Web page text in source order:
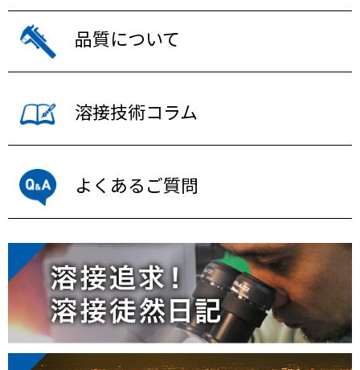
品質について
溶接技術コラム
よくあるご質問